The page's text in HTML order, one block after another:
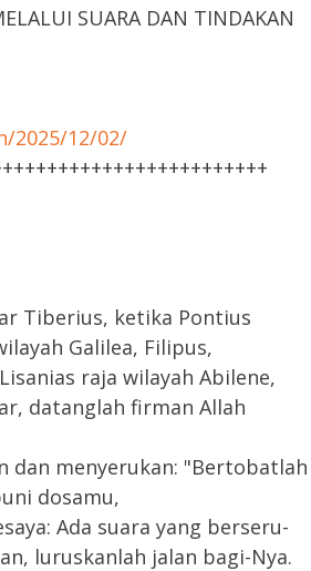
SUARA DAN TINDAKAN
2025/12/02/
Tiberius, ketika Pontius
Galilea, Filipus,
raja wilayah Abilene,
datanglah firman Allah
dan menyerukan: "Bertobatlah
dosamu,
Ada suara yang berseru-
luruskanlah jalan bagi-Nya.